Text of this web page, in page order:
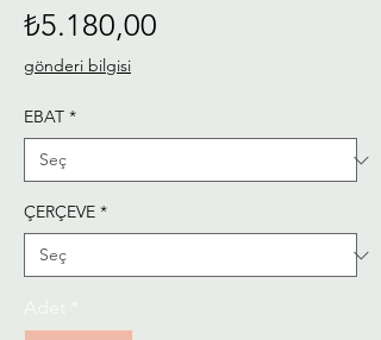
₺5.180,00
gönderi bilgisi
EBAT *
ÇERÇEVE *